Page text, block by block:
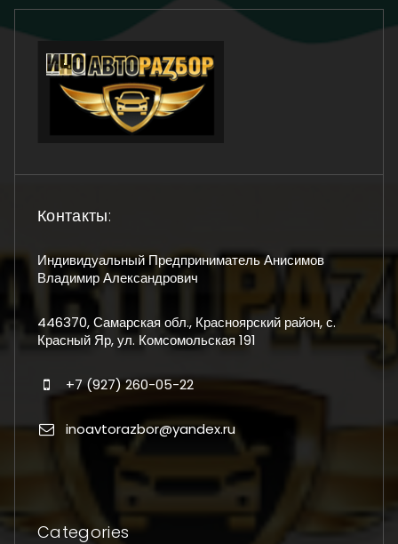
Контакты:
Индивидуальный Предприниматель Анисимов
Владимир Александрович
446370, Самарская обл., Красноярский район, с.
Красный Яр, ул. Комсомольская 191
+7 (927) 260-05-22
inoavtorazbor@yandex.ru
Categories